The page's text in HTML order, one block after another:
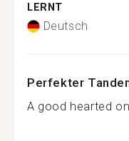
LERNT
Deutsch
Perfekter
A good hearted